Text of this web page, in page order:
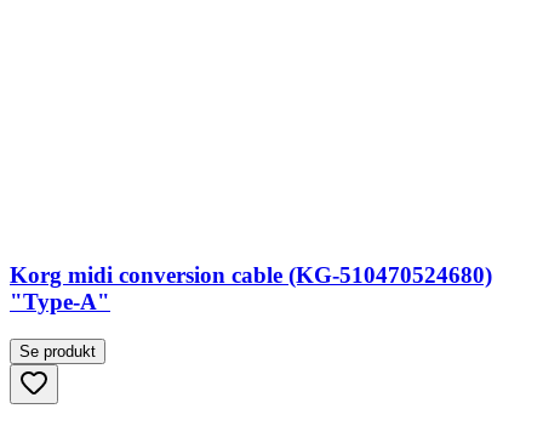
Korg midi conversion cable (KG-510470524680)
"Type-A"
Se produkt